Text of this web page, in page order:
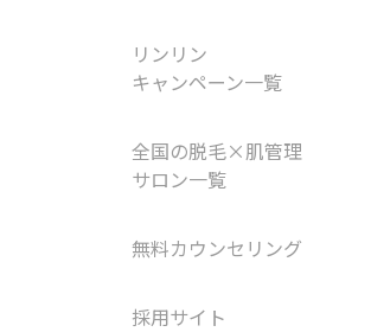
リンリン
キャンペーン一覧
全国の脱毛×肌管理
サロン一覧
無料カウンセリング
採用サイト